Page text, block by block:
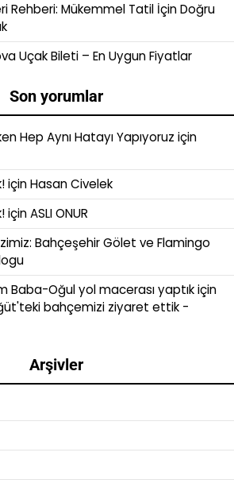
Rehberi: Mükemmel Tatil İçin Doğru
Uçak Bileti – En Uygun Fiyatlar
Son yorumlar
Hep Aynı Hatayı Yapıyoruz için
içinHasan Civelek
içinASLI ONUR
Bahçeşehir Gölet ve Flamingo
Baba-Oğul yol macerası yaptıkiçin
bahçemizi ziyaret ettik -
Arşivler